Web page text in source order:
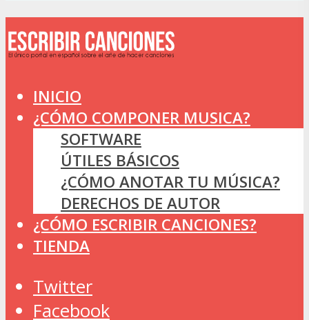
INICIO
¿CÓMO COMPONER MUSICA?
SOFTWARE
ÚTILES BÁSICOS
¿CÓMO ANOTAR TU MÚSICA?
DERECHOS DE AUTOR
¿CÓMO ESCRIBIR CANCIONES?
TIENDA
Twitter
Facebook